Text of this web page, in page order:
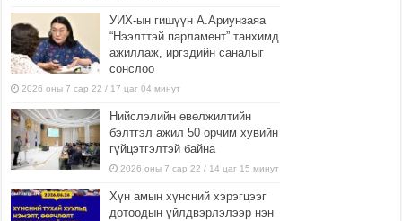
УИХ-ын гишүүн А.Ариунзаяа
“Нээлттэй парламент” танхимд
ажиллаж, иргэдийн саналыг
сонслоо
2026 оны 7 сар 22 / 17 цаг 04 минут
Нийслэлийн өвөлжилтийн
бэлтгэл ажил 50 орчим хувийн
гүйцэтгэлтэй байна
2026 оны 7 сар 22 / 14 цаг 15 минут
Хүн амын хүнсний хэрэгцээг
дотоодын үйлдвэрлэлээр нэн